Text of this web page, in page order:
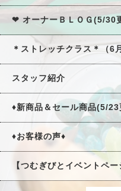
❤ オーナーＢＬＯＧ(5/30
＊ストレッチクラス＊（6
スタッフ紹介
♦新商品＆セール商品(5/23
♦お客様の声♦
【つむぎびとイベントペ